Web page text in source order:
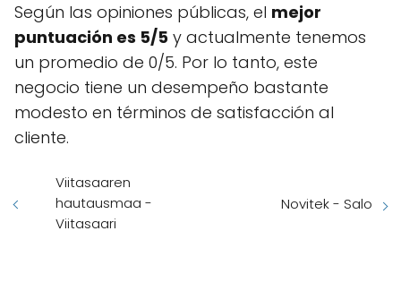
Según las opiniones públicas, el mejor
puntuación es 5/5 y actualmente tenemos
un promedio de 0/5. Por lo tanto, este
negocio tiene un desempeño bastante
modesto en términos de satisfacción al
cliente.
Viitasaaren
hautausmaa -
Viitasaari
Novitek - Salo